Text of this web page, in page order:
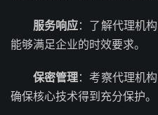
服务响应：了解代理机
能够满足企业的时效要求。
保密管理：考察代理机
确保核心技术得到充分保护。